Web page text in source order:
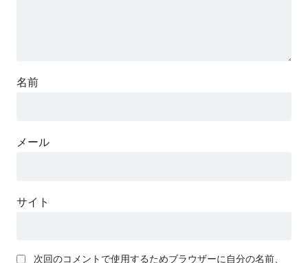
名前
メール
サイト
次回のコメントで使用するためブラウザーに自分の名前、